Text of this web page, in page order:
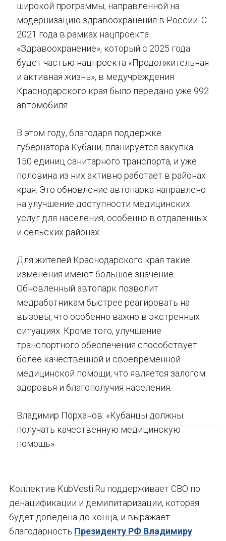
широкой программы, направленной на
модернизацию здравоохранения в России. С
2021 года в рамках нацпроекта
«Здравоохранение», который с 2025 года
будет частью нацпроекта «Продолжительная
и активная жизнь», в медучреждения
Краснодарского края было передано уже 992
автомобиля.
В этом году, благодаря поддержке
губернатора Кубани, планируется закупка
150 единиц санитарного транспорта, и уже
половина из них активно работает в районах
края. Это обновление автопарка направлено
на улучшение доступности медицинских
услуг для населения, особенно в отдаленных
и сельских районах.
Для жителей Краснодарского края такие
изменения имеют большое значение.
Обновленный автопарк позволит
медработникам быстрее реагировать на
вызовы, что особенно важно в экстренных
ситуациях. Кроме того, улучшение
транспортного обеспечения способствует
более качественной и своевременной
медицинской помощи, что является залогом
здоровья и благополучия населения.
Владимир Порханов: «Кубанцы должны
получать качественную медицинскую
помощь»
Коллектив KubVesti.Ru поддерживает СВО по
денацификации и демилитаризации, которая
будет доведена до конца, и выражает
благодарность Президенту РФ Владимиру